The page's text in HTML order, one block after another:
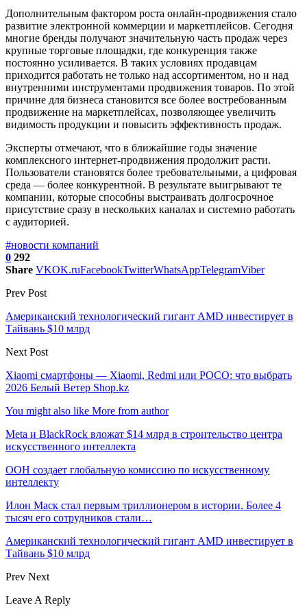
Дополнительным фактором роста онлайн-продвижения стало
развитие электронной коммерции и маркетплейсов. Сегодня
многие бренды получают значительную часть продаж через
крупные торговые площадки, где конкуренция также
постоянно усиливается. В таких условиях продавцам
приходится работать не только над ассортиментом, но и над
внутренними инструментами продвижения товаров. По этой
причине для бизнеса становится все более востребованным
продвижение на маркетплейсах, позволяющее увеличить
видимость продукции и повысить эффективность продаж.
Эксперты отмечают, что в ближайшие годы значение
комплексного интернет-продвижения продолжит расти.
Пользователи становятся более требовательными, а цифровая
среда — более конкурентной. В результате выигрывают те
компании, которые способны выстраивать долгосрочное
присутствие сразу в нескольких каналах и системно работать
с аудиторией.
#новости компаний
0 292
Share VKOK.ruFacebookTwitterWhatsAppTelegramViber
Prev Post
Американский технологический гигант AMD инвестирует в
Тайвань $10 млрд
Next Post
Xiaomi смартфоны — Xiaomi, Redmi или POCO: что выбрать
2026 Белый Ветер Shop.kz
You might also like More from author
Meta и BlackRock вложат $14 млрд в строительство центра
искусственного интеллекта
ООН создает глобальную комиссию по искусственному
интеллекту
Илон Маск стал первым триллионером в истории. Более 4
тысяч его сотрудников стали…
Американский технологический гигант AMD инвестирует в
Тайвань $10 млрд
Prev Next
Leave A Reply